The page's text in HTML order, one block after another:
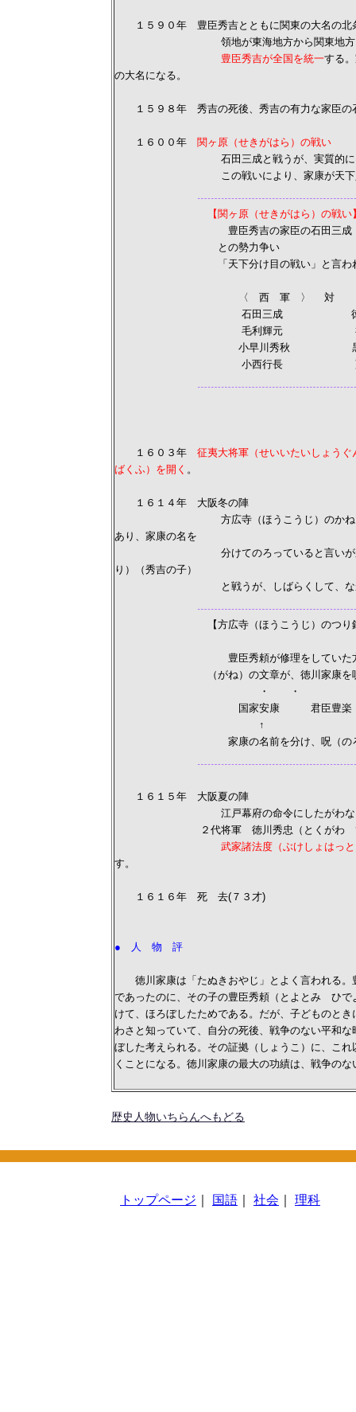
１５９０年 豊臣秀吉とともに関東の大名の北
領地が東海地方から関東地方にうつ
豊臣秀吉が全国を統一する
の大名になる。
１５９８年 秀吉の死後、秀吉の有力な家臣の
１６００年 関ヶ原（せきがはら）の戦い
石田三成と戦うが、実質的には豊臣
この戦いにより、家康が天下人
【関ヶ原（せきがはら）の戦い
豊臣秀吉の家臣の石田三
との勢力争い
「天下分け目の戦い」と言われ
〈 西 軍 〉 対 〈
石田三成 徳川
毛利輝元 福島
小早川秀秋 黒田
小西行長 藤堂
１６０３年 征夷大将軍（せいいたいしょう
ばくふ）を開く 。
１６１４年 大阪冬の陣
方広寺（ほうこうじ）のかねに「国
あり、家康の名を
分けてのろっていると言いがかりを
り）（秀吉の子）
と戦うが、しばらくして、なかな
【方広寺（ほうこうじ）のつり鐘
豊臣秀頼が修理をしていた方広寺
（がね）の文章が、徳川家康を呪（の
・ ・ ・
国家安康 君臣豊楽
↑
家康の名前を分け、呪（のろ）っ
１６１５年 大阪夏の陣
江戸幕府の命令にしたがわない豊
２代将軍 徳川秀忠（とくがわ ひで
武家諸法度（ぶけしょはっ
す。
１６１６年 死 去(７３才)
● 人 物 評
徳川家康は「たぬきおやじ」とよく言われる。
であったのに、その子の豊臣秀頼（とよとみ ひで
けて、ほろぼしたためである。だが、子どものと
わさと知っていて、自分の死後、戦争のない平和
ぼした考えられる。その証拠（しょうこ）に、こ
くことになる。徳川家康の最大の功績は、戦争の
歴史人物いちらんへもどる